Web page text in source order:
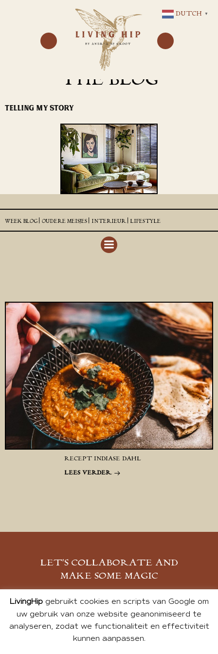
NAAR
DE
INHOUD
THE BLOG
TELLING MY STORY
WEEK BLOG | OUDERE MEISJES | INTERIEUR | LIFESTYLE
RECEPT INDIASE DAHL
LEES VERDER
LET’S COLLABORATE AND
MAKE SOME MAGIC
MELD JE AAN
LivingHipgebruikt cookies en scripts van Google om
uw gebruik van onze website geanonimiseerd te
analyseren, zodat we functionaliteit en effectiviteit
kunnen aanpassen.
DUTCH ▼